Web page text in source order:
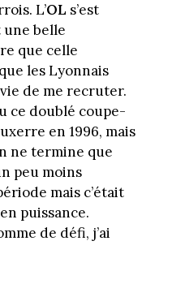
L’OL s’est
une belle
que celle
les Lyonnais
de me recruter.
ce doublé coupe-
en 1996, mais
ne termine que
peu moins
mais c’était
puissance.
de défi, j’ai